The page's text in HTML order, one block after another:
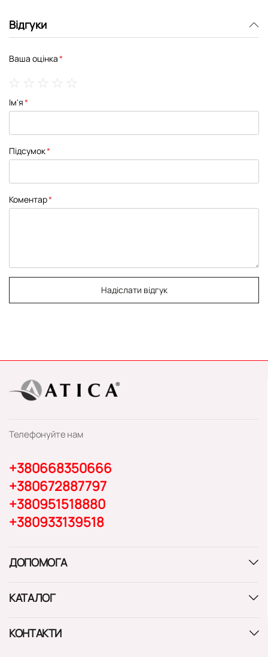
Відгуки
Ваша оцінка
star
stars
stars
stars
stars
Ім'я
Підсумок
Коментар
Надіслати відгук
Телефонуйте нам
+380668350666
+380672887797
+380951518880
+380933139518
ДОПОМОГА
КАТАЛОГ
КОНТАКТИ